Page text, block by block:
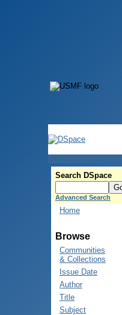
Search DSpace
Advanced Search
Home
Browse
Communities
& Collections
Issue Date
Author
Title
Subject